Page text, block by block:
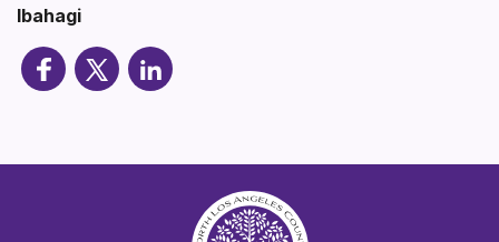
Ibahagi